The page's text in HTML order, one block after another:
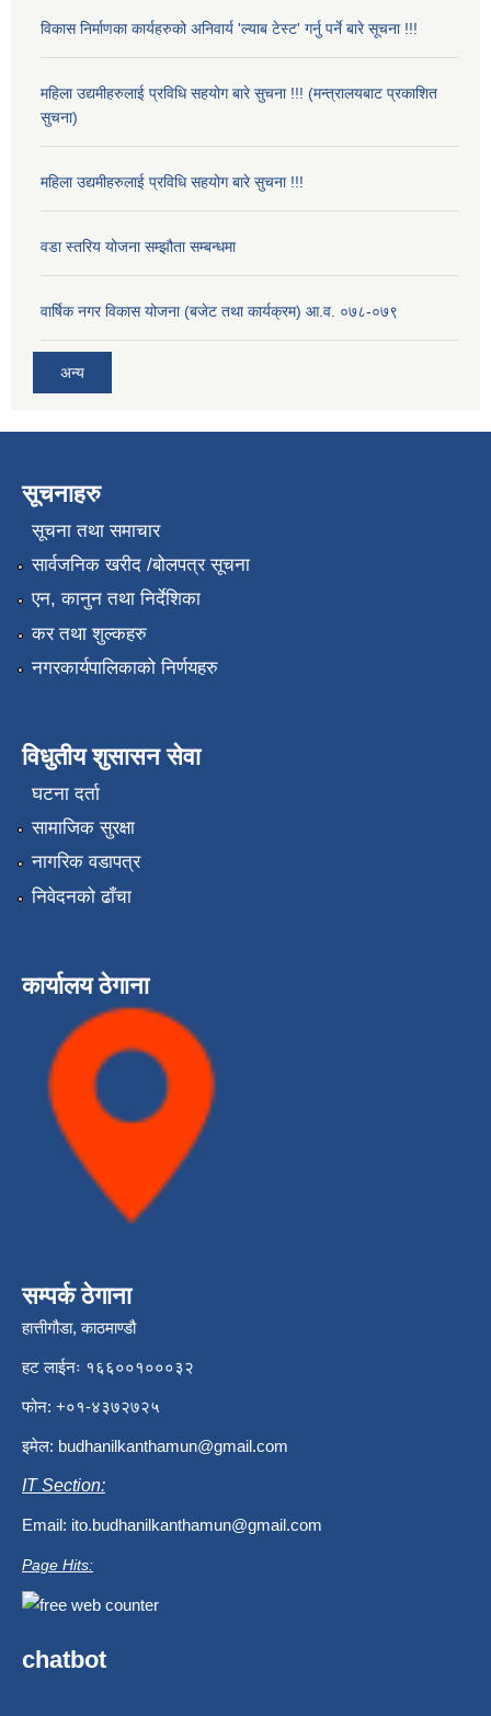
विकास निर्माणका कार्यहरुको अनिवार्य 'ल्याब टेस्ट' गर्नु पर्ने बारे सूचना !!!
महिला उद्यमीहरुलाई प्रविधि सहयोग बारे सुचना !!! (मन्त्रालयबाट प्रकाशित
सुचना)
महिला उद्यमीहरुलाई प्रविधि सहयोग बारे सुचना !!!
वडा स्तरिय योजना सम्झौता सम्बन्धमा
वार्षिक नगर विकास योजना (बजेट तथा कार्यक्रम) आ.व. ०७८-०७९
अन्य
सूचनाहरु
सूचना तथा समाचार
सार्वजनिक खरीद /बोलपत्र सूचना
एन, कानुन तथा निर्देशिका
कर तथा शुल्कहरु
नगरकार्यपालिकाको निर्णयहरु
विधुतीय शुसासन सेवा
घटना दर्ता
सामाजिक सुरक्षा
नागरिक वडापत्र
निवेदनको ढाँचा
कार्यालय ठेगाना
सम्पर्क ठेगाना
हात्तीगौडा, काठमाण्डौ
हट लाईनः १६६००१०००३२
फोन: +०१-४३७२७२५
इमेल: budhanilkanthamun@gmail.com
IT Section:
Email: ito.budhanilkanthamun@gmail.com
Page Hits:
chatbot